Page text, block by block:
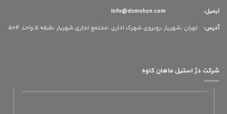
ایمیل: info@dsmshsn.com
آدرس: تهران ،شهریار ،روبروی شهرک اداری ،مجتمع تجاری شهریار ،طبقه 5 واحد 504
شرکت دژ استیل ماهان کاوه